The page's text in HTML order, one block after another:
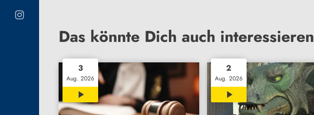
Das könnte Dich auch interessieren
3
Aug. 2026
00:32
2
Aug. 2026
02:30